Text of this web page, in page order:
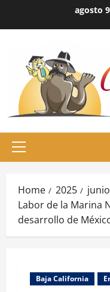
agosto
Primary
Home 2025 junio
Labor de la Marina
desarrollo de
Baja California